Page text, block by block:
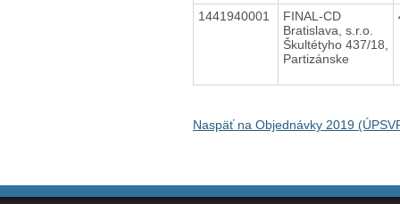
1441940001
FINAL-CD
Bratislava, s.r.o.
Škultétyho 437/18,
Partizánske
Naspäť na Objednávky 2019